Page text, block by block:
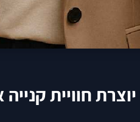
יוצרת חוויית